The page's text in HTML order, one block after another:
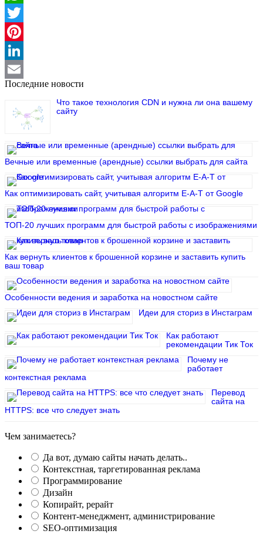
WhatsApp
Twitter
Pinterest
LinkedIn
Email
Последние новости
Что такое технология CDN и нужна ли она вашему
сайту
Вечные или временные (арендные) ссылки выбрать для сайта
Как оптимизировать сайт, учитывая алгоритм E-A-T от Google
ТОП-20 лучших программ для быстрой работы с изображениями
Как вернуть клиентов к брошенной корзине и заставить купить
ваш товар
Особенности ведения и заработка на новостном сайте
Идеи для сториз в Инстаграм
Как работают
рекомендации Тик Ток
Почему не
работает
контекстная реклама
Перевод
сайта на
HTTPS: все что следует знать
Чем занимаетесь?
Да вот, думаю сайты начать делать..
Контекстная, таргетированная реклама
Программирование
Дизайн
Копирайт, рерайт
Контент-менеджмент, администрирование
SEO-оптимизация